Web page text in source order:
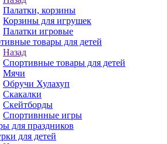
Палатки, корзины
Корзины для игрушек
Палатки игровые
товары для детей
Назад
Спортивные товары для детей
Мячи
Обручи Хулахуп
Скакалки
Скейтборды
Спортивнные игры
для праздников
для детей